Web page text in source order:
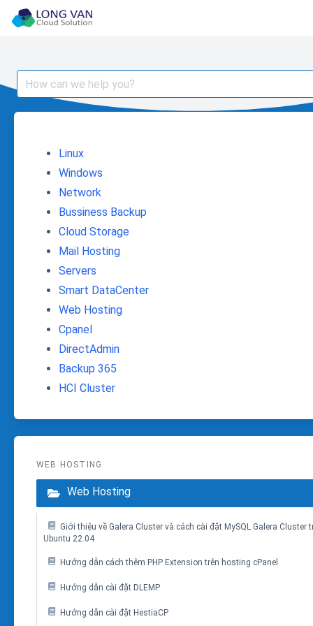
Skip
Search
for:
Linux
Windows
Network
Bussiness Backup
Cloud Storage
Mail Hosting
Servers
Smart DataCenter
Web Hosting
Cpanel
DirectAdmin
Backup 365
HCI Cluster
WEB HOSTING
Web Hosting
Giới thiệu về Galera Cluster và cách cài đặt MySQL Galera Cluster
Ubuntu 22.04
Hướng dẫn cách thêm PHP Extension trên hosting cPanel
Hướng dẫn cài đặt DLEMP
Hướng dẫn cài đặt HestiaCP